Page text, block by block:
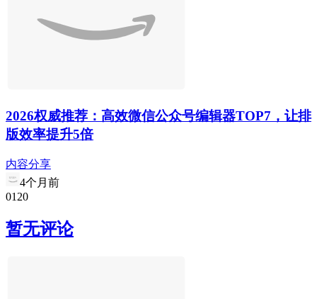
2026权威推荐：高效微信公众号编辑器TOP7，让排
版效率提升5倍
内容分享
4个月前
0120
暂无评论